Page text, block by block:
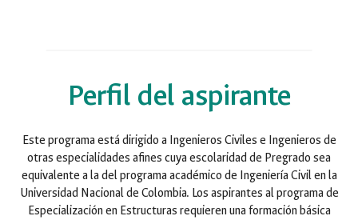
Perfil del aspirante
Este programa está dirigido a Ingenieros Civiles e Ingenieros de
otras especialidades afines cuya escolaridad de Pregrado sea
equivalente a la del programa académico de Ingeniería Civil en la
Universidad Nacional de Colombia. Los aspirantes al programa de
Especialización en Estructuras requieren una formación básica